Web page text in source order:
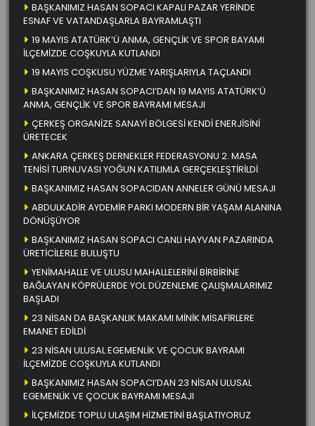
BAŞKANIMIZ HASAN SOPACI KAPALI PAZAR YERİNDE
ESNAF VE VATANDAŞLARLA BAYRAMLAŞTI
19 MAYIS ATATÜRK’Ü ANMA, GENÇLİK VE SPOR BAYAMI
İLÇEMİZDE COŞKUYLA KUTLANDI
19 MAYIS COŞKUSU YÜZME YARIŞLARIYLA TAÇLANDI
BAŞKANIMIZ HASAN SOPACI’DAN 19 MAYIS ATATÜRK’Ü
ANMA, GENÇLİK VE SPOR BAYRAMI MESAJI
ÇERKEŞ ORGANİZE SANAYİ BÖLGESİ KENDİ ENERJİSİNİ
ÜRETECEK
ANKARA ÇERKEŞ DERNEKLER FEDERASYONU 2. MASA
TENİSİ TURNUVASI YOĞUN KATILIMLA GERÇEKLEŞTİRİLDİ
BAŞKANIMIZ HASAN SOPACIDAN ANNELER GÜNÜ MESAJI
ABDULKADİR AYDEMİR PARKI MODERN BİR YAŞAM ALANINA
DÖNÜŞÜYOR
BAŞKANIMIZ HASAN SOPACI CANLI HAYVAN PAZARINDA
ÜRETİCİLERLE BULUŞTU
YENİMAHALLE VE ULUSU MAHALLELERİNİ BİRBİRİNE
BAĞLAYAN KÖPRÜLERDE YOL DÜZENLEME ÇALIŞMALARIMIZ
BAŞLADI
23 NİSAN DA BAŞKANLIK MAKAMI MİNİK MİSAFİRLERE
EMANET EDİLDİ
23 NİSAN ULUSAL EGEMENLİK VE ÇOCUK BAYRAMI
İLÇEMİZDE COŞKUYLA KUTLANDI
BAŞKANIMIZ HASAN SOPACI’DAN 23 NİSAN ULUSAL
EGEMENLİK VE ÇOCUK BAYRAMI MESAJI
İLÇEMİZDE TOPLU ULAŞIM HİZMETİNİ BAŞLATIYORUZ